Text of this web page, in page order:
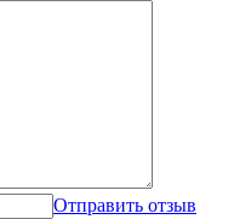
Отправить отзыв